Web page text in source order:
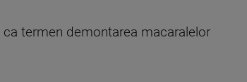
termen demontarea macaralelor